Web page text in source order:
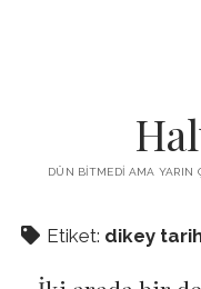
İYI
DÜN BITMEDI AMA YARIN
Etiket: dikey